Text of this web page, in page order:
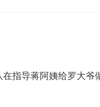
指导蒋阿姨给罗大爷